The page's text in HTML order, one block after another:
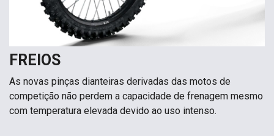
FREIOS
As novas pinças dianteiras derivadas das motos de
competição não perdem a capacidade de frenagem mesmo
com temperatura elevada devido ao uso intenso.